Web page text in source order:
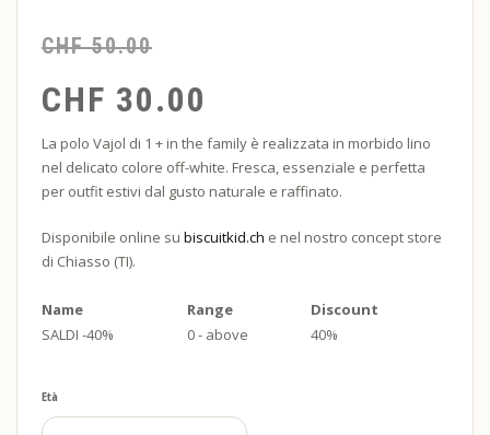
CHF50.00
CHF 30.00
La polo Vajol di 1 + in the family è realizzata in morbido lino
nel delicato colore off-white. Fresca, essenziale e perfetta
per outfit estivi dal gusto naturale e raffinato.
Disponibile online su biscuitkid.ch e nel nostro concept store
di Chiasso (TI).
Name Range
Discount
SALDI -40%
0 - above 40%
Età